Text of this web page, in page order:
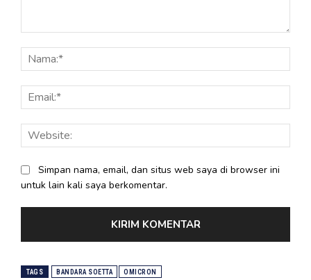
Simpan nama, email, dan situs web saya di browser ini
untuk lain kali saya berkomentar.
TAGS BANDARA SOETTA OMICRON